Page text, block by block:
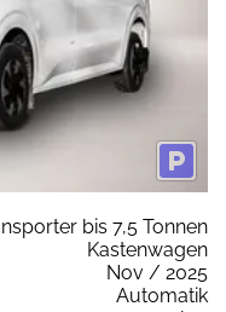
bis 7,5 Tonnen
Kastenwagen
Nov / 2025
Automatik